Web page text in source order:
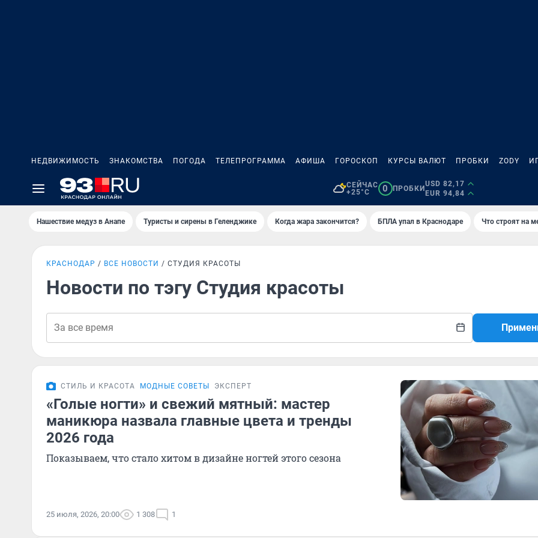
НЕДВИЖИМОСТЬ ЗНАКОМСТВА ПОГОДА ТЕЛЕПРОГРАММА АФИША ГОРОСКОП КУРСЫ ВАЛЮТ ПРОБКИ ZODY
СЕЙЧАС
+25°C
0 ПРОБКИ
USD 82,17
EUR 94,84
Нашествие медуз в Анапе Туристы и сирены в Геленджике Когда жара закончится? БПЛА упал в Краснодаре Что строят на
КРАСНОДАР ВСЕ НОВОСТИ СТУДИЯ КРАСОТЫ
Новости по тэгу Студия красоты
СТИЛЬ И КРАСОТА МОДНЫЕ СОВЕТЫ ЭКСПЕРТ
«Голые ногти» и свежий мятный: мастер
маникюра назвала главные цвета и тренды
2026 года
Показываем, что стало хитом в дизайне ногтей этого сезона
25 июля, 2026, 20:00 1 308 1